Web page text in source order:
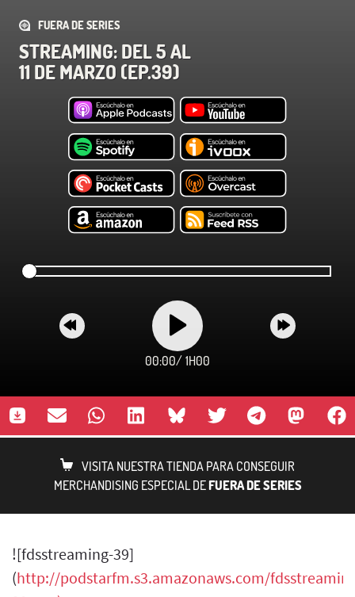
FUERA DE SERIES
STREAMING: DEL 5 AL
11 DE MARZO (EP.39)
00:00/ 1H00
VISITA NUESTRA TIENDA PARA CONSEGUIR
MERCHANDISING ESPECIAL DEFUERA DE SERIES
![fdsstreaming-39]
(http://podstarfm.s3.amazonaws.com/